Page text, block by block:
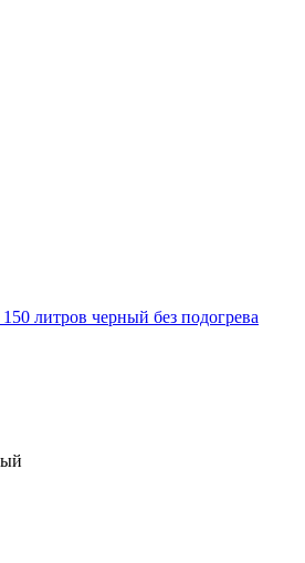
литров черный без подогрева